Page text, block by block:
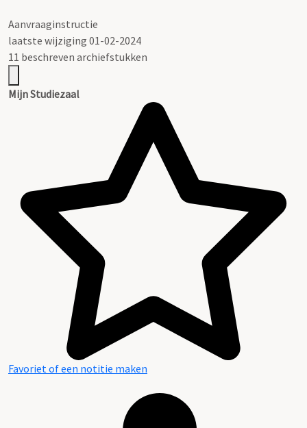
Aanvraaginstructie
laatste wijziging 01-02-2024
11 beschreven archiefstukken
Mijn Studiezaal
Favoriet of een notitie maken